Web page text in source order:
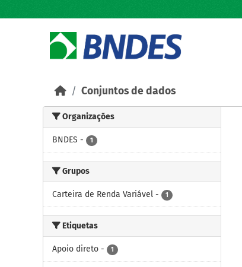
Conjuntos de dados
Organizações
BNDES - 1
Grupos
Carteira de Renda Variável - 1
Etiquetas
Apoio direto - 1